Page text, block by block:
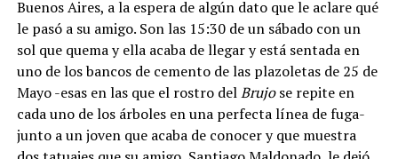
Buenos Aires, a la espera de algún dato que le aclare qué
le pasó a su amigo. Son las 15:30 de un sábado con un
sol que quema y ella acaba de llegar y está sentada en
uno de los bancos de cemento de las plazoletas de 25 de
Mayo -esas en las que el rostro delBrujose repite en
cada uno de los árboles en una perfecta línea de fuga-
junto a un joven que acaba de conocer y que muestra